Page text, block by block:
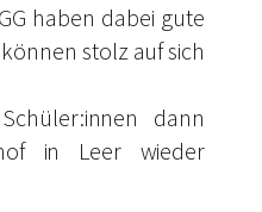
haben dabei gute
stolz auf sich
dann
in Leer wieder